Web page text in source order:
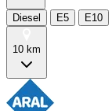
Diesel E5 E10
10 km